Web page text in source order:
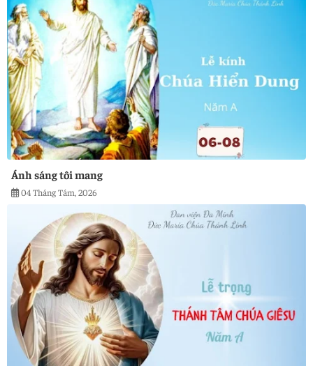
Ánh sáng tôi mang
04 Tháng Tám, 2026